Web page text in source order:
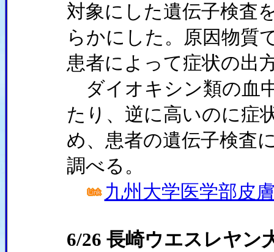
対象にした遺伝子検査
らかにした。原因物質
患者によって症状の出
ダイオキシン類の血
たり、逆に高いのに症
め、患者の遺伝子検査
調べる。
九州大学医学部皮
6/26 長崎ウエスレヤ